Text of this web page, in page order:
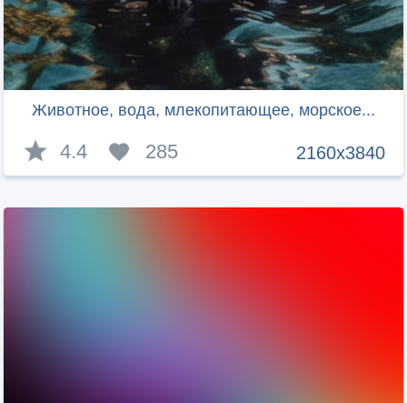
Животное, вода, млекопитающее, морское...
2160x3840
4.4 285